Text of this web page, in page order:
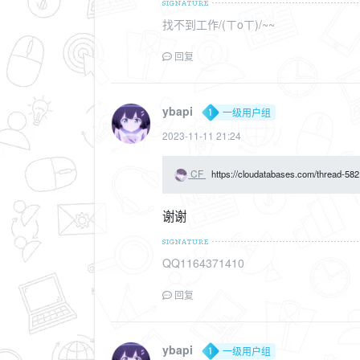
找不到工作/(ㄒoㄒ)/~~
回复
ybapi
一级用户组
2023-11-11 21:24
CF https://cloudatabases.com/thread-
谢谢
QQ1164371410
回复
ybapi 一级用户组